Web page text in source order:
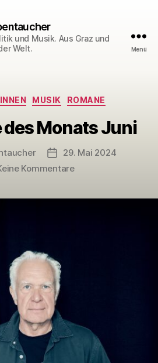
und Musik. Aus Graz und
Welt.
Menü
Kategorien
MUSIK ROMANE
des Monats Juni
Veröffentlichungsdatum
29. Mai 2024
Kommentarezu